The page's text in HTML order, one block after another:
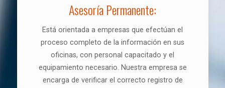
Asesoría Permanente:
Está orientada a empresas que efectúan el
proceso completo de la información en sus
oficinas, con personal capacitado y el
equipamiento necesario. Nuestra empresa se
encarga de verificar el correcto registro de